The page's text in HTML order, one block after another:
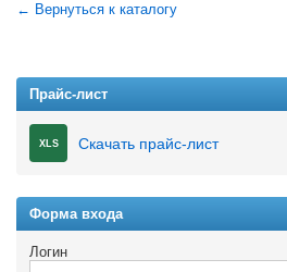
← Вернуться к каталогу
Прайс-лист
XLS Скачать прайс-лист
Форма входа
Логин